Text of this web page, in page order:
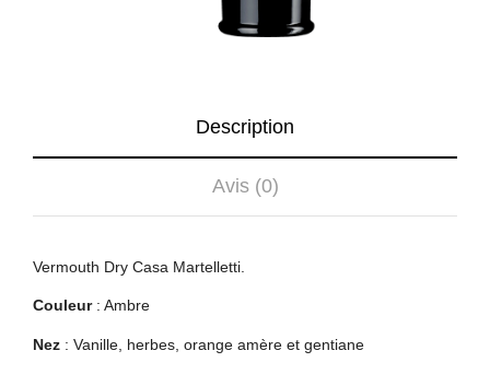
Description
Avis (0)
Vermouth Dry Casa Martelletti.
Couleur: Ambre
Nez : Vanille, herbes, orange amère et gentiane